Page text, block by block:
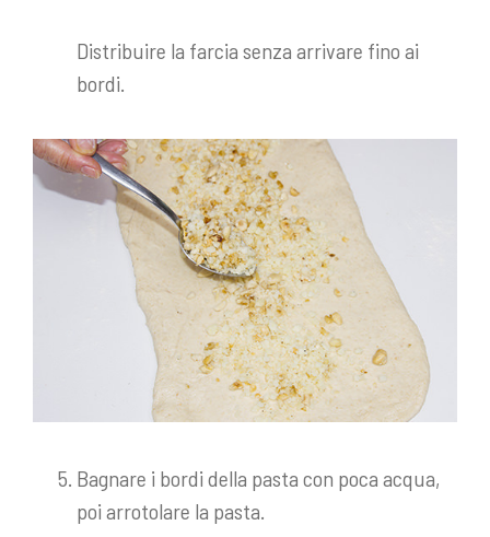
Distribuire la farcia senza arrivare fino ai
bordi.
Bagnare i bordi della pasta con poca acqua,
poi arrotolare la pasta.